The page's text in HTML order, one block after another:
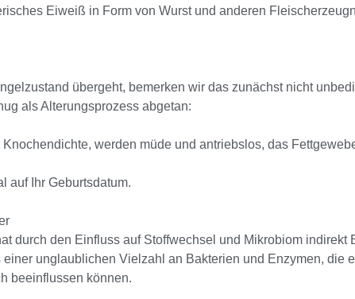
Eiweiß in Form von Wurst und anderen
übergeht, bemerken wir das zunächst nicht
als Alterungsprozess abgetan:
werden müde und antriebslos, das
auf Ihr Geburtsdatum.
durch den Einfluss auf Stoffwechsel und Mikrobiom indirekt
unglaublichen Vielzahl an Bakterien und Enzymen, die
beeinflussen können.